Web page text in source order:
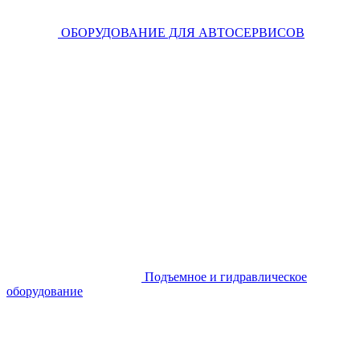
ОБОРУДОВАНИЕ ДЛЯ АВТОСЕРВИСОВ
Подъемное и гидравлическое
оборудование